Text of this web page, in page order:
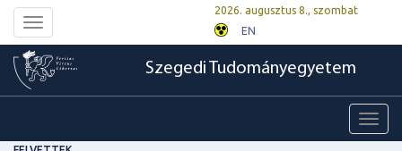
Toggle
navigation
2026. augusztus 8., szombat
EN
Szegedi Tudományegyetem